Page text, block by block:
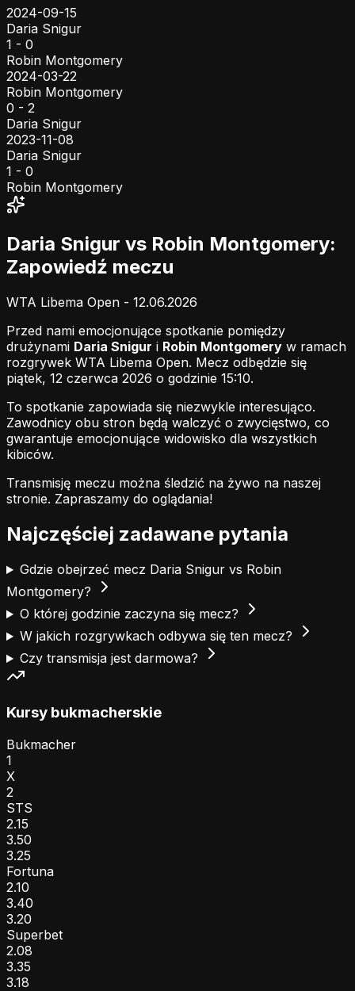
2024-09-15
Daria Snigur
1 - 0
Robin Montgomery
2024-03-22
Robin Montgomery
0 - 2
Daria Snigur
2023-11-08
Daria Snigur
1 - 0
Robin Montgomery
Daria Snigur vs Robin Montgomery:
Zapowiedź meczu
WTA Libema Open - 12.06.2026
Przed nami emocjonujące spotkanie pomiędzy
drużynami Daria Snigur i Robin Montgomery w ramach
rozgrywek WTA Libema Open. Mecz odbędzie się
piątek, 12 czerwca 2026 o godzinie 15:10.
To spotkanie zapowiada się niezwykle interesująco.
Zawodnicy obu stron będą walczyć o zwycięstwo, co
gwarantuje emocjonujące widowisko dla wszystkich
kibiców.
Transmisję meczu można śledzić na żywo na naszej
stronie. Zapraszamy do oglądania!
Najczęściej zadawane pytania
Gdzie obejrzeć mecz Daria Snigur vs Robin
Montgomery?
O której godzinie zaczyna się mecz?
W jakich rozgrywkach odbywa się ten mecz?
Czy transmisja jest darmowa?
Kursy bukmacherskie
Bukmacher
1
X
2
STS
2.15
3.50
3.25
Fortuna
2.10
3.40
3.20
Superbet
2.08
3.35
3.18